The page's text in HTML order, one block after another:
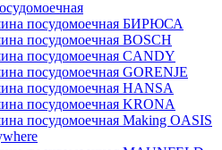
посудомоечная БИРЮСА
посудомоечная BOSCH
посудомоечная CANDY
посудомоечная GORENJE
посудомоечная HANSA
посудомоечная KRONA
посудомоечная Making OASIS